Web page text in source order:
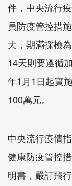
件，中央流行
員防疫管控措
天，期滿採檢
14天則要遵循
年1月1日起實
100萬元。
中央流行疫情
健康防疫管控
明書，嚴訂飛